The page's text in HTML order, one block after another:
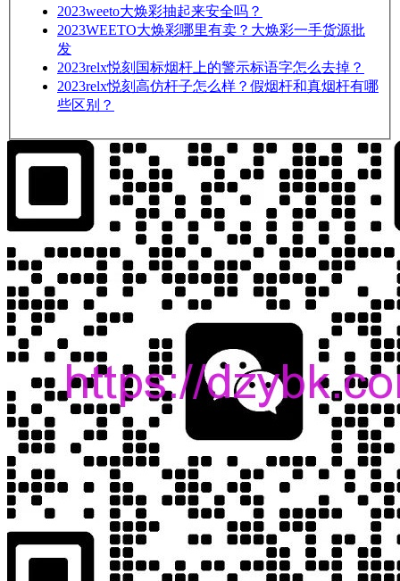
2023weeto大焕彩抽起来安全吗？
2023WEETO大焕彩哪里有卖？大焕彩一手货源批
发
2023relx悦刻国标烟杆上的警示标语字怎么去掉？
2023relx悦刻高仿杆子怎么样？假烟杆和真烟杆有哪
些区别？